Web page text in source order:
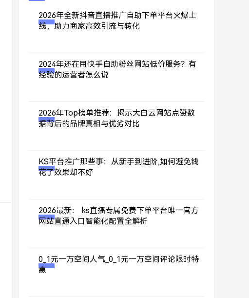
2026年全新抖音直播推广自助下单平台火爆上
线，助力商家高效引流与转化
2024年还在用快手自助粉丝网站低价服务？有
经验的运营者怎么说
2026年Top榜单推荐：揭示大白云网站点赞数
据背后的品牌真相与优劣对比
KS平台推广那些事：从新手到进阶,如何避免钱
花了效果却不好
2026最新： ks直播专属免费下单平台唯一官方
网站直通入口智能化配置全解析
0_1元一万空间人气_0_1元一万空间评论限时特
惠